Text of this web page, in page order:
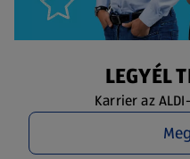
LEGYÉL
Karrier az